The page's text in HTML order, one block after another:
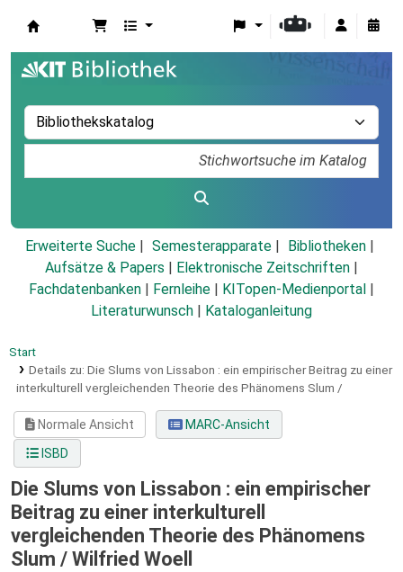
Erweiterte Suche Semesterapparate
Bibliotheken
Aufsätze & Papers
Elektronische Zeitschriften
Fachdatenbanken
Fernleihe KITopen-Medienportal
Literaturwunsch
Kataloganleitung
Start
Details zu: Die Slums von Lissabon : ein empirischer Beitrag zu einer
interkulturell vergleichenden Theorie des Phänomens Slum /
Normale Ansicht
MARC-Ansicht
ISBD
Die Slums von Lissabon : ein empirischer
Beitrag zu einer interkulturell
vergleichenden Theorie des Phänomens
Slum / Wilfried Woell